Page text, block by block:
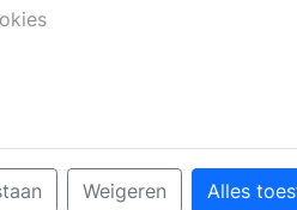
en
Door
complete
Weigeren Alles